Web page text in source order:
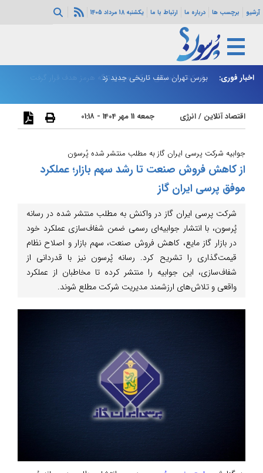
آرشیو برچسب ها درباره ما ارتباط با ما یکشنبه 18 مرداد 1405
اخبار فوری:
گرفت بورس تهران سقف تاریخی جدید زد
اقتصاد آنلاین /انرژی جمعه 11 مهر 1404 - 01:18
جوابیه شرکت پرسی ایران گاز به مطلب منتشر شده پُرسون
از کاهش فروش صنعت تا رشد سهم بازار؛ عملکرد
موفق پرسی ایران گاز
شرکت پرسی ایران گاز در واکنش به مطلب منتشر شده در رسانه
پُرسون، با انتشار جوابیه‌ای رسمی ضمن شفاف‌سازی عملکرد خود
در بازار گاز مایع، کاهش فروش صنعت، سهم بازار و اصلاح نظام
قیمت‌گذاری را تشریح کرد. رسانه پُرسون نیز با قدردانی از
شفاف‌سازی، این جوابیه را منتشر کرده تا مخاطبان از عملکرد
واقعی و تلاش‌های ارزشمند مدیریت شرکت مطلع شوند.